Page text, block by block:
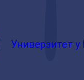
Универзитет у